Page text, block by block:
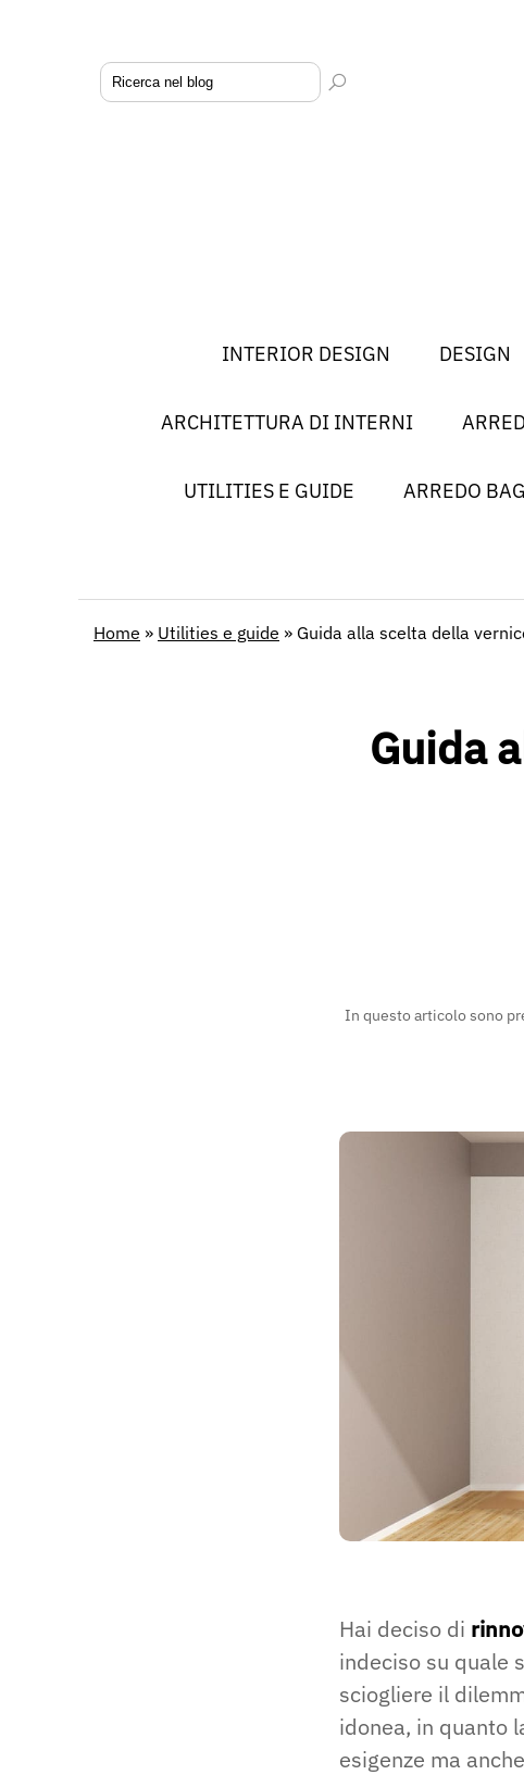
INTERIOR DESIGN DESIGN
ARCHITETTURA DI INTERNI
UTILITIES E GUIDE ARREDO
Home » Utilities e guide » Guida alla scelta della
Guida
In questo articolo sono
Hai deciso di
indeciso su quale
sciogliere il
idonea, in quanto
esigenze ma